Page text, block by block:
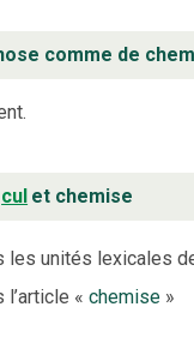
comme de
cul et chemise
les unités lexicales
« chemise»